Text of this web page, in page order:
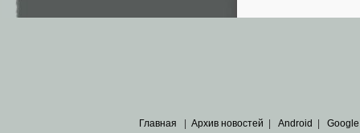
Главная | Архив новостей | Android | Google